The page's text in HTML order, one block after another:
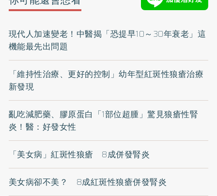
現代人加速變老！中醫揭「恐提早10～30年衰老」這
機能最先出問題
「維持性治療、更好的控制」幼年型紅斑性狼瘡治療
新發現
亂吃減肥藥、膠原蛋白「1部位超腫」驚見狼瘡性腎
炎！醫：好發女性
「美女病」紅斑性狼瘡 8成併發腎炎
美女病卻不美？ 8成紅斑性狼瘡併發腎炎